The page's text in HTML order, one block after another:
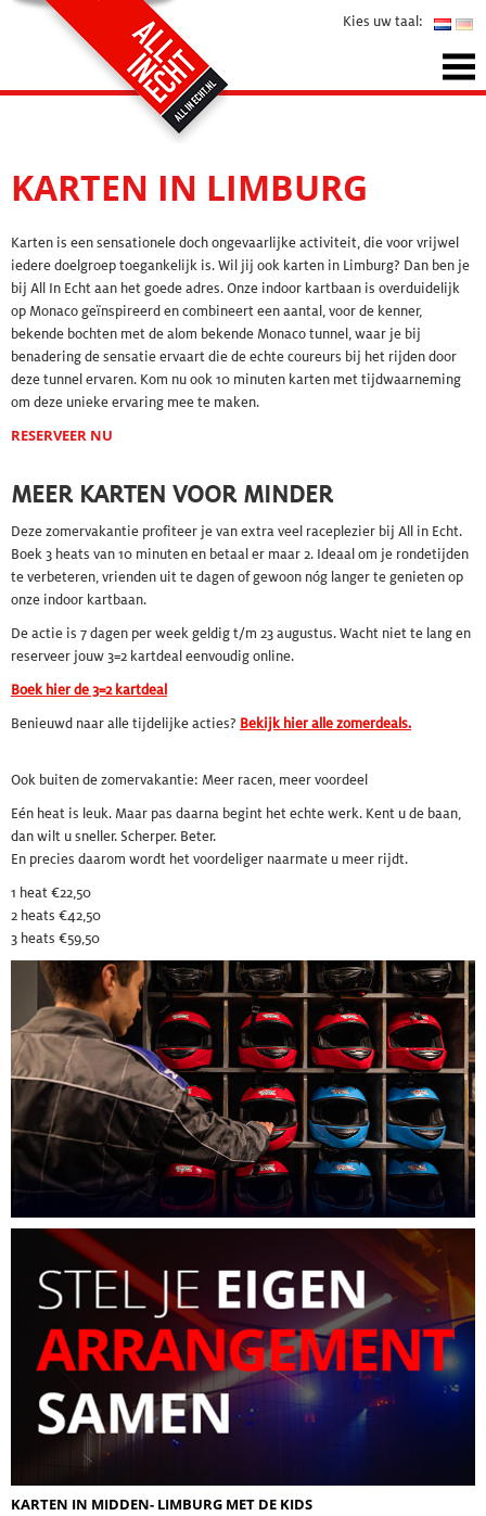
Kies uw taal:
KARTEN IN LIMBURG
Karten is een sensationele doch ongevaarlijke activiteit, die voor vrijwel
iedere doelgroep toegankelijk is. Wil jij ook karten in Limburg? Dan ben je
bij All In Echt aan het goede adres. Onze indoor kartbaan is overduidelijk
op Monaco geïnspireerd en combineert een aantal, voor de kenner,
bekende bochten met de alom bekende Monaco tunnel, waar je bij
benadering de sensatie ervaart die de echte coureurs bij het rijden door
deze tunnel ervaren. Kom nu ook 10 minuten karten met tijdwaarneming
om deze unieke ervaring mee te maken.
RESERVEER NU
MEER KARTEN VOOR MINDER
Deze zomervakantie profiteer je van extra veel raceplezier bij All in Echt.
Boek 3 heats van 10 minuten en betaal er maar 2. Ideaal om je rondetijden
te verbeteren, vrienden uit te dagen of gewoon nóg langer te genieten op
onze indoor kartbaan.
De actie is 7 dagen per week geldig t/m 23 augustus. Wacht niet te lang en
reserveer jouw 3=2 kartdeal eenvoudig online.
Boek hier de 3=2 kartdeal
Benieuwd naar alle tijdelijke acties? Bekijk hier alle zomerdeals.
Ook buiten de zomervakantie: Meer racen, meer voordeel
Eén heat is leuk. Maar pas daarna begint het echte werk. Kent u de baan,
dan wilt u sneller. Scherper. Beter.
En precies daarom wordt het voordeliger naarmate u meer rijdt.
1 heat €22,50
2 heats €42,50
3 heats €59,50
KARTEN IN MIDDEN- LIMBURG MET DE KIDS